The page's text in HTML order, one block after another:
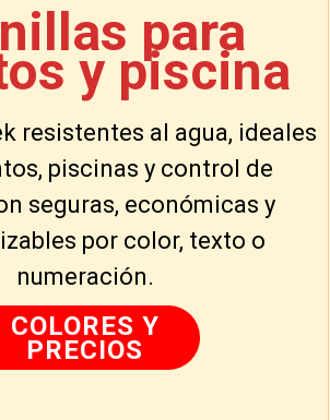
para
y piscina
resistentes al agua, ideales
piscinas y control de
seguras, económicas y
por color, texto o
numeración.
COLORES Y
PRECIOS